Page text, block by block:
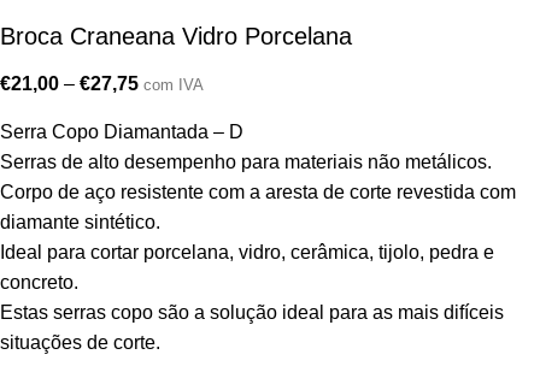
Broca Craneana Vidro Porcelana
€21,00 – €27,75 com IVA
Serra Copo Diamantada – D
Serras de alto desempenho para materiais não metálicos.
Corpo de aço resistente com a aresta de corte revestida com
diamante sintético.
Ideal para cortar porcelana, vidro, cerâmica, tijolo, pedra e
concreto.
Estas serras copo são a solução ideal para as mais difíceis
situações de corte.